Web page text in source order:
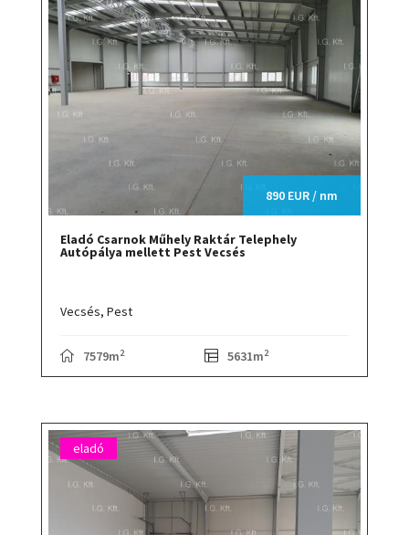
890 EUR / nm
Eladó Csarnok Műhely Raktár Telephely
Autópálya mellett Pest Vecsés
Vecsés, Pest
7579m2 5631m2
eladó